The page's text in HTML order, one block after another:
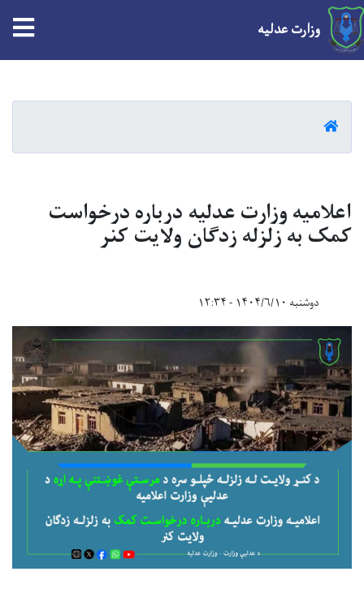
وزارت عدلیه
HOME
اعلامیه وزارت عدلیه درباره درخواست
کمک به زلزله زدگان ولایت کنر
دوشنبه ۱۴۰۴/۶/۱۰ - ۱۲:۳۴